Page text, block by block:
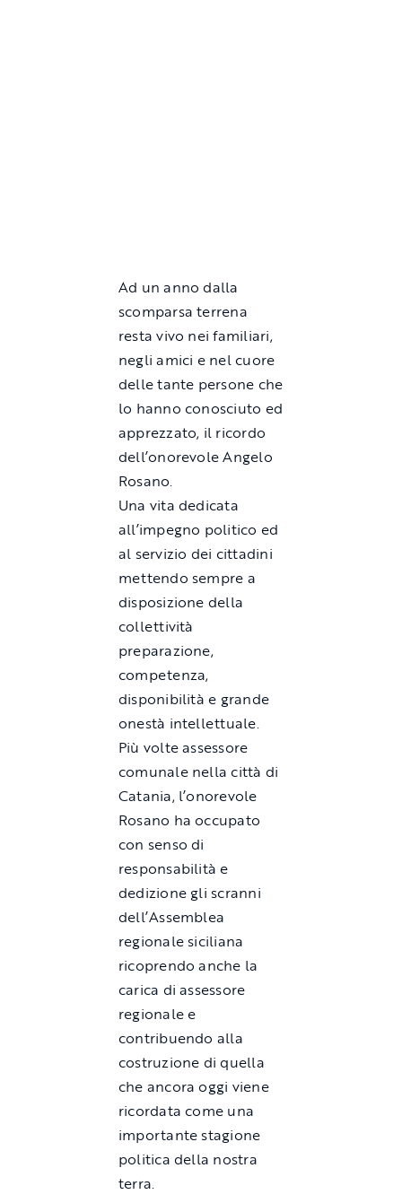
Ad un anno dalla
scomparsa terrena
resta vivo nei familiari,
negli amici e nel cuore
delle tante persone che
lo hanno conosciuto ed
apprezzato, il ricordo
dell’onorevole Angelo
Rosano.
Una vita dedicata
all’impegno politico ed
al servizio dei cittadini
mettendo sempre a
disposizione della
collettività
preparazione,
competenza,
disponibilità e grande
onestà intellettuale.
Più volte assessore
comunale nella città di
Catania, l’onorevole
Rosano ha occupato
con senso di
responsabilità e
dedizione gli scranni
dell’Assemblea
regionale siciliana
ricoprendo anche la
carica di assessore
regionale e
contribuendo alla
costruzione di quella
che ancora oggi viene
ricordata come una
importante stagione
politica della nostra
terra.